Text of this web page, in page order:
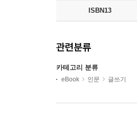
ISBN13
관련분류
카테고리 분류
eBook 인문 글쓰기